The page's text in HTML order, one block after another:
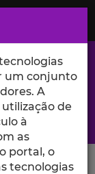
Iscte
um conjunto
A
de
à
as
portal, o
tecnologias